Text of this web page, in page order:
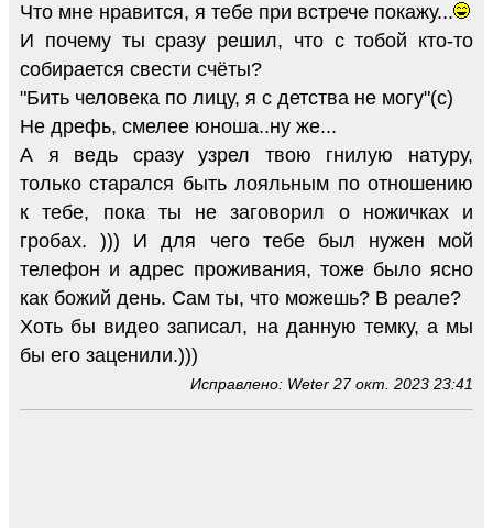
Что мне нравится, я тебе при встрече покажу...
И почему ты сразу решил, что с тобой кто-то
собирается свести счёты?
"Бить человека по лицу, я с детства не могу"(с)
Не дрефь, смелее юноша..ну же...
А я ведь сразу узрел твою гнилую натуру,
только старался быть лояльным по отношению
к тебе, пока ты не заговорил о ножичках и
гробах. ))) И для чего тебе был нужен мой
телефон и адрес проживания, тоже было ясно
как божий день. Сам ты, что можешь? В реале?
Хоть бы видео записал, на данную темку, а мы
бы его заценили.)))
Исправлено: Weter 27 окт. 2023 23:41